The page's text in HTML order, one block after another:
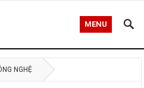
MENU
NGHỆ